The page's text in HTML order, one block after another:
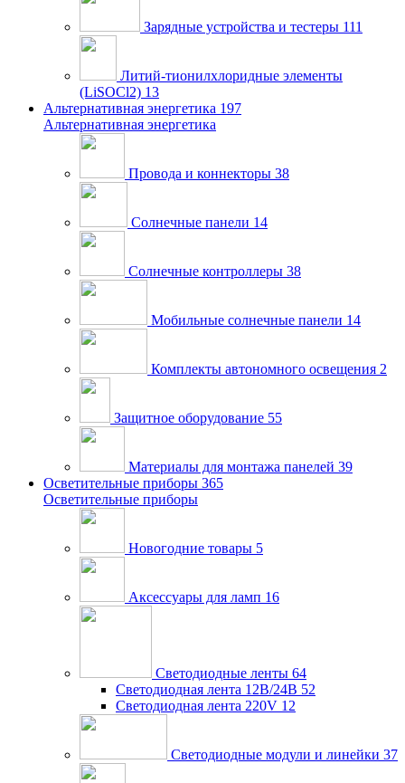
Зарядные устройства и тестеры 111
Литий-тионилхлоридные элементы
(LiSOCl2) 13
Альтернативная энергетика 197
Альтернативная энергетика
Провода и коннекторы 38
Солнечные панели 14
Солнечные контроллеры 38
Мобильные солнечные панели 14
Комплекты автономного освещения 2
Защитное оборудование 55
Материалы для монтажа панелей 39
Осветительные приборы 365
Осветительные приборы
Новогодние товары 5
Аксессуары для ламп 16
Светодиодные ленты 64
Светодиодная лента 12В/24В 52
Светодиодная лента 220V 12
Светодиодные модули и линейки 37